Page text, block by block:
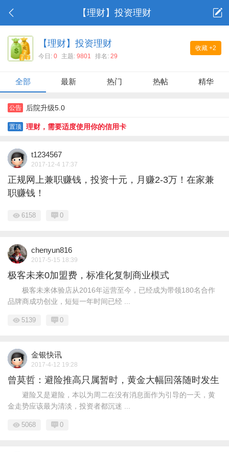
【理财】投资理财
收藏 +2
【理财】投资理财
今日: 0 主题: 9801 排名: 29
全部 最新 热门 热帖 精华
公告 后院升级5.0
置顶 理财，需要适度使用你的信用卡
t1234567
2017-12-4 17:37
正规网上兼职赚钱，投资十元，月赚2-3万！在家兼
职赚钱！
6158 0
chenyun816
2017-5-15 18:39
极客未来0加盟费，标准化复制商业模式
极客未来体验店从2016年运营至今，已经成为带领180名合作
品牌商成功创业，短短一年时间已经 ...
5139 0
金银快讯
2017-4-12 19:28
曾莫哲：避险推高只属暂时，黄金大幅回落随时发生
避险又是避险，本以为周二在没有消息面作为引导的一天，黄
金走势应该最为清淡，投资者都沉迷 ...
5068 0